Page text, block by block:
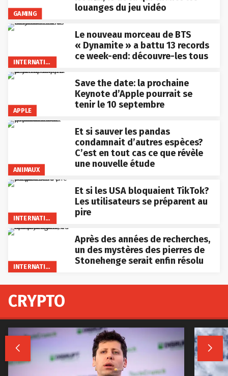
GAMING
louanges du jeu vidéo
INTERNATIONAL
Le nouveau morceau de BTS
« Dynamite » a battu 13 records
ce week-end: découvre-les tous
APPLE
Save the date: la prochaine
Keynote d’Apple pourrait se
tenir le 10 septembre
ANIMAUX
Et si sauver les pandas
condamnait d’autres espèces?
C’est en tout cas ce que révèle
une nouvelle étude
INTERNATIONAL
Et si les USA bloquaient TikTok?
Les utilisateurs se préparent au
pire
INTERNATIONAL
Après des années de recherches,
un des mystères des pierres de
Stonehenge serait enfin résolu
CRYPTO
 